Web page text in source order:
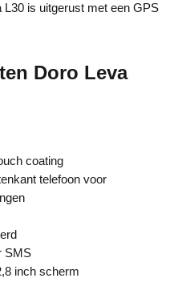
is uitgerust met een GPS
Doro Leva
coating
telefoon voor
SMS
inch scherm